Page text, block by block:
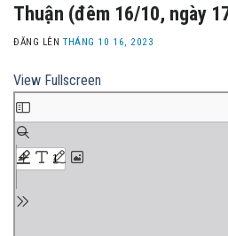
Thuận (đêm 16/10, ngày
ĐĂNG LÊNTHÁNG 10 16, 2023
View Fullscreen